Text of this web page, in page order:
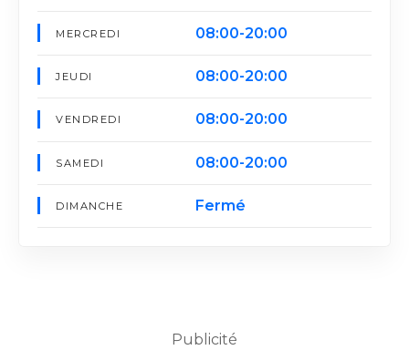
MERCREDI 08:00-20:00
JEUDI 08:00-20:00
VENDREDI 08:00-20:00
SAMEDI 08:00-20:00
DIMANCHE Fermé
Publicité